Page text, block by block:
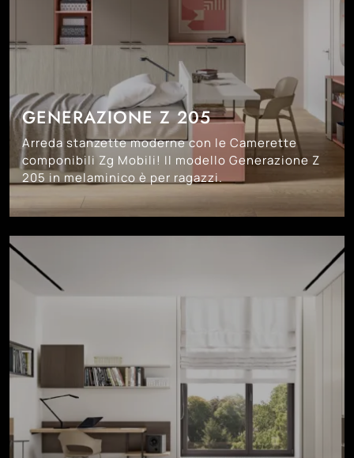
GENERAZIONE Z 205
Arreda stanzette moderne con le Camerette
componibili Zg Mobili! Il modello Generazione Z
205 in melaminico è per ragazzi.